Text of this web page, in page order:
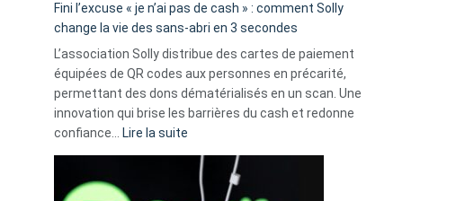
Fini l’excuse « je n’ai pas de cash » : comment Solly
change la vie des sans-abri en 3 secondes
L’association Solly distribue des cartes de paiement
équipées de QR codes aux personnes en précarité,
permettant des dons dématérialisés en un scan. Une
innovation qui brise les barrières du cash et redonne
confiance…
Lire la suite
l’excuse